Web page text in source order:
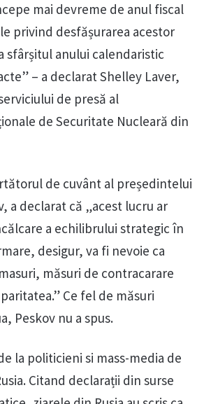
mai devreme de anul fiscal
privind desfășurarea acestor
sfârșitul anului calendaristic
– a declarat Shelley Laver,
de presă al
de Securitate Nucleară din
de cuvânt al președintelui
a declarat că „acest lucru ar
a echilibrului strategic în
desigur, va fi nevoie ca
măsuri de contracarare
Ce fel de măsuri
Peskov nu a spus.
la politicieni si mass-media de
Citand declarații din surse